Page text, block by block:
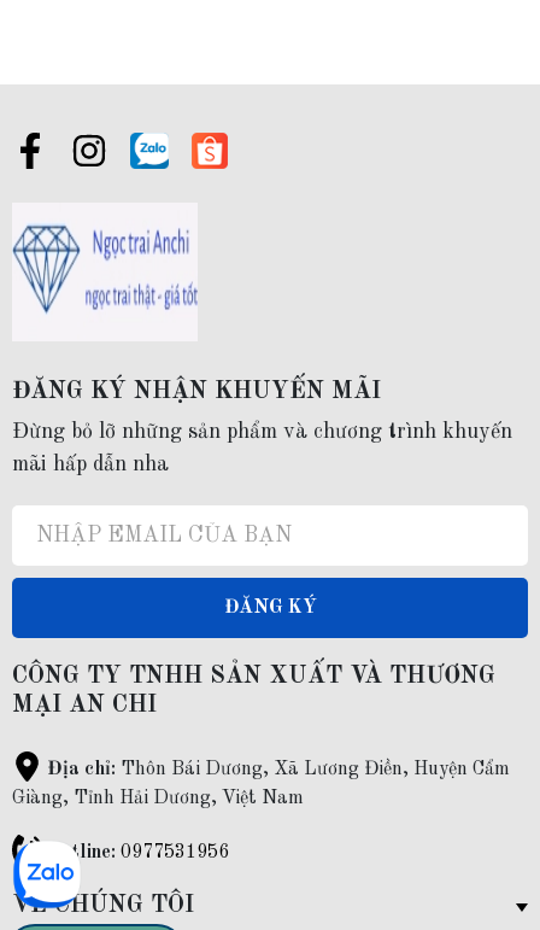
ĐĂNG KÝ NHẬN KHUYẾN MÃI
Đừng bỏ lỡ những sản phẩm và chương trình khuyến
mãi hấp dẫn nha
ĐĂNG KÝ
CÔNG TY TNHH SẢN XUẤT VÀ THƯƠNG
MẠI AN CHI
Địa chỉ: Thôn Bái Dương, Xã Lương Điền, Huyện Cẩm
Giàng, Tỉnh Hải Dương, Việt Nam
Hotline: 0977531956
VỀ CHÚNG TÔI